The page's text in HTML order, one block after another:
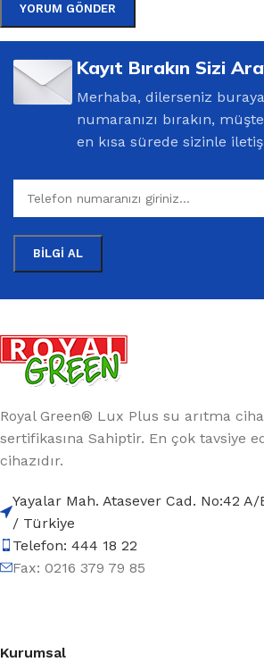
Kayıt Bırakın Sizi
Merhaba, dilerseniz
numaranızı bırakın,
en kısa sürede sizinle
Royal Green® Lux Plus su arıtma
sertifikasına Sahiptir. En çok tavsiye
cihazıdır.
Yayalar Mah. Atasever Cad. No:42
/ Türkiye
Telefon: 444 18 22
Fax: 0216 379 79 85
Kurumsal